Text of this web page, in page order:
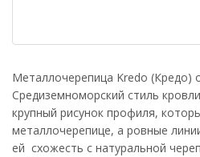
Металлочерепица Kredo (Кредо)
Средиземноморский стиль
крупный рисунок профиля,
металлочерепице, а ровные
ей схожесть с натуральной